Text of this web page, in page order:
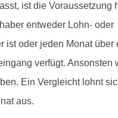
ist die Voraussetzung
entweder Lohn- oder
ist oder jeden Monat über
verfügt. Ansonsten
Ein Vergleicht lohnt
aus.